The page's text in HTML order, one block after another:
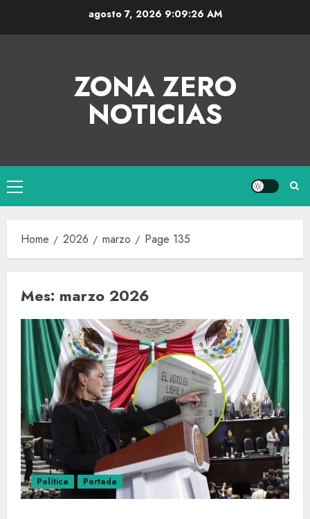
agosto 7, 2026 9:09:27 AM
ZONA ZERO
NOTICIAS
Home 2026 marzo Page 135
Mes: marzo 2026
Política Portada